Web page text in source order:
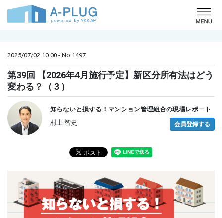
2025/07/02 10:00 - No.1497
第39回 【2026年4月施行予定】新区分所有法はどう
変わる？（３）
知らないと損する！マンション管理組合の現場レポート
村上 智史
会員登録する